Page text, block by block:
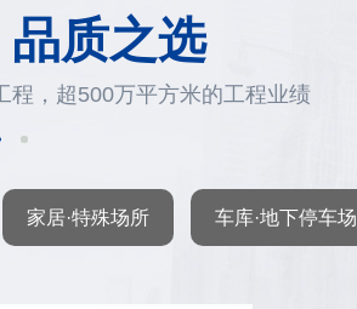
品质之选
程，超500万平方米的工程业绩
家居·特殊场所 车库·地下停车场